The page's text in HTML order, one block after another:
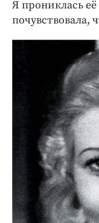
Я прониклась
почувствовала,